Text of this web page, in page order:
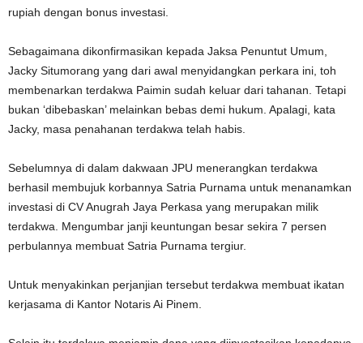
rupiah dengan bonus investasi.
Sebagaimana dikonfirmasikan kepada Jaksa Penuntut Umum,
Jacky Situmorang yang dari awal menyidangkan perkara ini, toh
membenarkan terdakwa Paimin sudah keluar dari tahanan. Tetapi
bukan ‘dibebaskan’ melainkan bebas demi hukum. Apalagi, kata
Jacky, masa penahanan terdakwa telah habis.
Sebelumnya di dalam dakwaan JPU menerangkan terdakwa
berhasil membujuk korbannya Satria Purnama untuk menanamkan
investasi di CV Anugrah Jaya Perkasa yang merupakan milik
terdakwa. Mengumbar janji keuntungan besar sekira 7 persen
perbulannya membuat Satria Purnama tergiur.
Untuk menyakinkan perjanjian tersebut terdakwa membuat ikatan
kerjasama di Kantor Notaris Ai Pinem.